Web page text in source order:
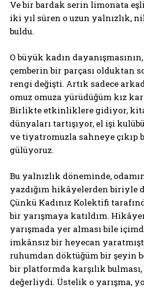
Ve bir bardak serin limonata
iki yıl süren o uzun yalnızlık,
buldu.
O büyük kadın dayanışmasının,
çemberin bir parçası olduktan
rengi değişti. Artık sadece
omuz omuza yürüdüğüm kız
Birlikte etkinliklere gidiyor,
dünyaları tartışıyor, el işi
ve tiyatromuzla sahneye çıkıp
gülüyoruz.
Bu yalnızlık döneminde,
yazdığım hikâyelerden biriyle
Çünkü Kadınız Kolektifi
bir yarışmaya katıldım.
yarışmada yer alması bile
imkânsız bir heyecan
ruhumdan döktüğüm bir şeyin
bir platformda karşılık
değerliydi. Üstelik o yarışma,